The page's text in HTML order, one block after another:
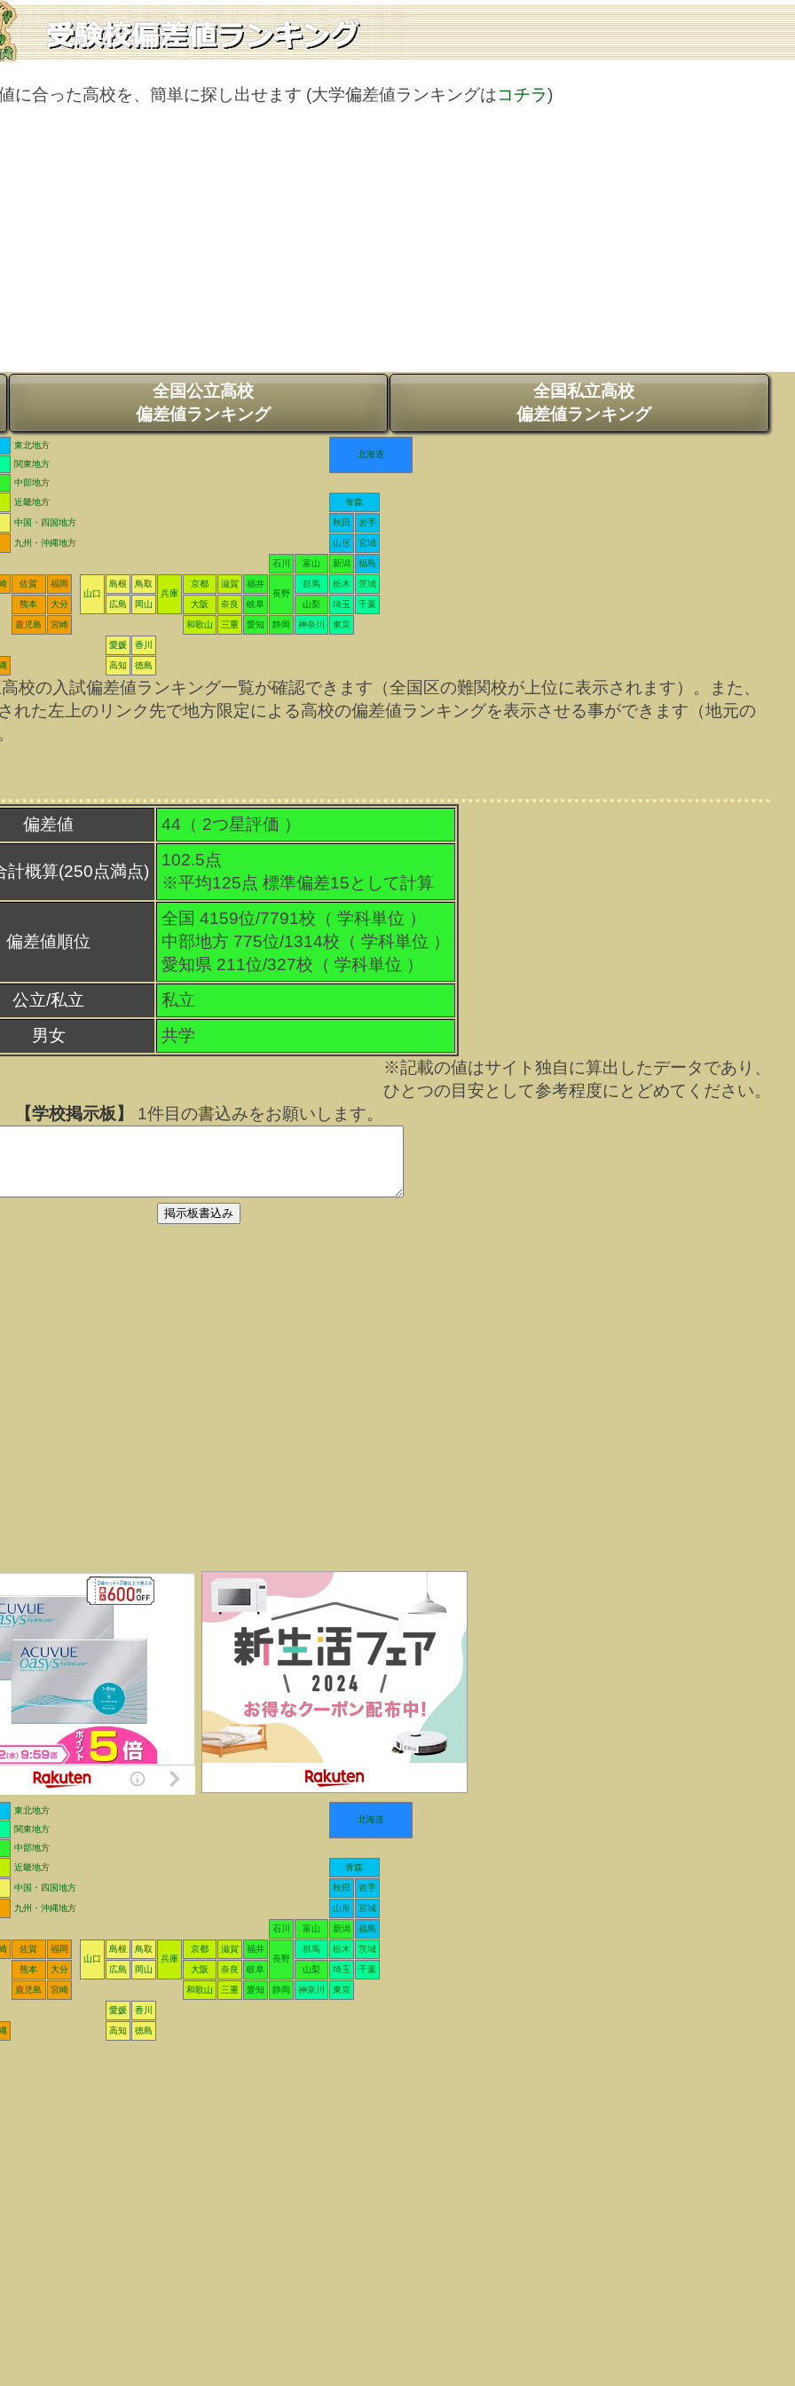
に合った高校を、簡単に探し出せます (大学偏差値ランキングはコチラ)
全国公立高校
偏差値ランキング
全国私立高校
偏差値ランキング
東北地方
北海道
関東地方
中部地方
近畿地方
青森
中国・四国地方 秋田 岩手
九州・沖縄地方 山形 宮城
石川 富山 新潟 福島
佐賀
福岡
山口
島根
鳥取
兵庫
京都 滋賀
福井
長野
群馬 栃木 茨城
熊本 大分 広島 岡山 大阪 奈良 岐阜 山梨 埼玉 千葉
鹿児島 宮崎 和歌山 三重 愛知 静岡 神奈川 東京
愛媛 香川
高知 徳島
の入試偏差値ランキング一覧が確認できます（全国区の難関校が上位に表示されます）。また、
れた左上のリンク先で地方限定による高校の偏差値ランキングを表示させる事ができます（地元の
偏差値 44（ 2つ星評価 ）
計概算(250点満点)
102.5点
※平均125点 標準偏差15として計算
偏差値順位
全国 4159位/7791校（ 学科単位 ）
中部地方 775位/1314校（ 学科単位 ）
愛知県 211位/327校（ 学科単位 ）
公立/私立
私立
男女
共学
※記載の値はサイト独自に算出したデータであり、
ひとつの目安として参考程度にとどめてください。
【学校掲示板】
1件目の書込みをお願いします。
東北地方
北海道
関東地方
中部地方
近畿地方
青森
中国・四国地方 秋田 岩手
九州・沖縄地方 山形 宮城
石川 富山 新潟 福島
佐賀
福岡
山口
島根
鳥取
兵庫
京都 滋賀
福井
長野
群馬 栃木 茨城
熊本 大分 広島 岡山 大阪 奈良 岐阜 山梨 埼玉 千葉
鹿児島 宮崎 和歌山 三重 愛知 静岡 神奈川 東京
愛媛 香川
高知 徳島